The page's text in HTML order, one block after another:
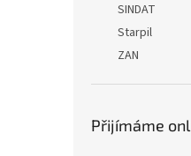
SINDAT
Starpil
ZAN
Přijímáme